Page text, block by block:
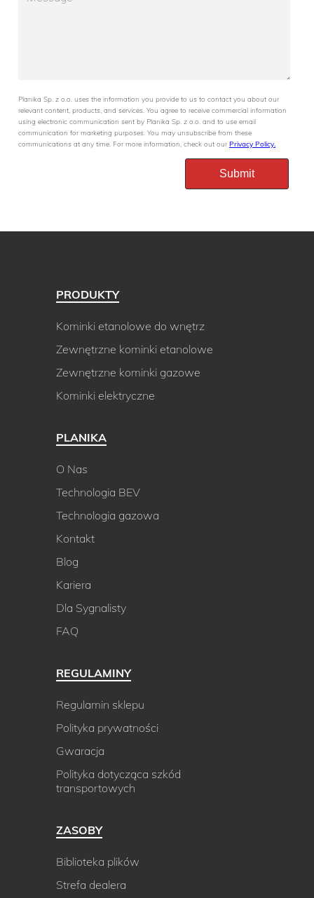
Planika Sp. z o.o. uses the information you provide to us to contact you about our
relevant content, products, and services. You agree to receive commercial information
using electronic communication sent by Planika Sp. z o.o. and to use email
communication for marketing purposes. You may unsubscribe from these
communications at any time. For more information, check out our Privacy Policy.
PRODUKTY
Kominki etanolowe do wnętrz
Zewnętrzne kominki etanolowe
Zewnętrzne kominki gazowe
Kominki elektryczne
PLANIKA
O Nas
Technologia BEV
Technologia gazowa
Kontakt
Blog
Kariera
Dla Sygnalisty
FAQ
REGULAMINY
Regulamin sklepu
Polityka prywatności
Gwaracja
Polityka dotycząca szkód
transportowych
ZASOBY
Biblioteka plików
Strefa dealera